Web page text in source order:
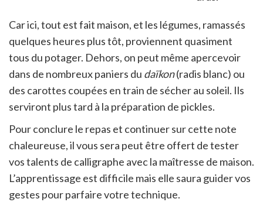
Car ici, tout est fait maison, et les légumes, ramassés
quelques heures plus tôt, proviennent quasiment
tous du potager. Dehors, on peut même apercevoir
dans de nombreux paniers du daïkon(radis blanc) ou
des carottes coupées en train de sécher au soleil. Ils
serviront plus tard à la préparation de pickles.
Pour conclure le repas et continuer sur cette note
chaleureuse, il vous sera peut être offert de tester
vos talents de calligraphe avec la maîtresse de maison.
L’apprentissage est difficile mais elle saura guider vos
gestes pour parfaire votre technique.